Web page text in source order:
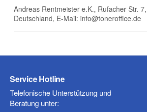
Mobiltelefon
Andreas Rentmeister e.K., Rufacher Str.
Deutschland, E-Mail: info@toneroffice.de
Service Hotline
Telefonische Unterstützung und
Beratung unter: